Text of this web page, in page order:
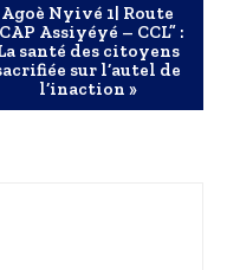
Agoè Nyivé 1| Route
Assiyéyé – CCL” :
santé des citoyens
sur l’autel de
l’inaction »